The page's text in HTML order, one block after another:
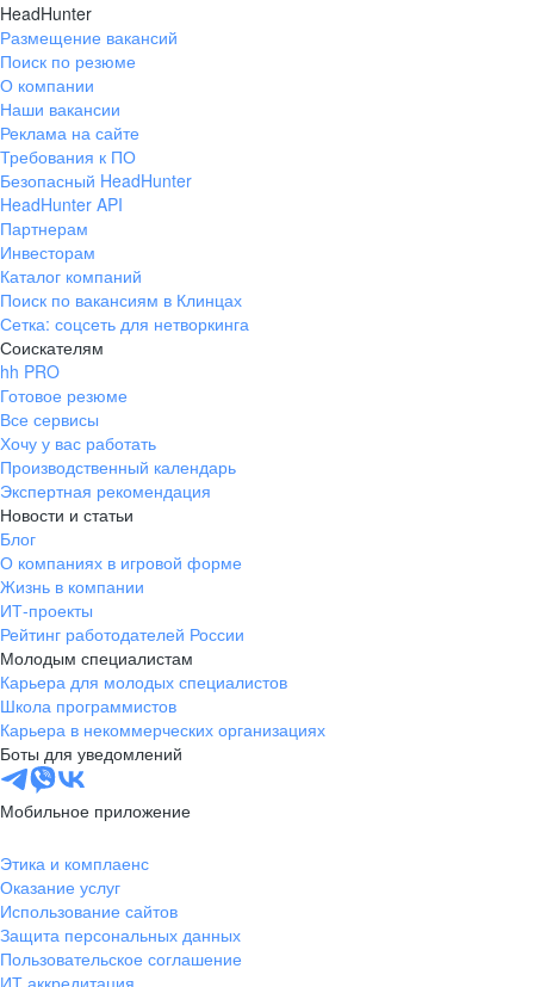
HeadHunter
Размещение вакансий
Поиск по резюме
О компании
Наши вакансии
Реклама на сайте
Требования к ПО
Безопасный HeadHunter
HeadHunter API
Партнерам
Инвесторам
Каталог компаний
Поиск по вакансиям в Клинцах
Сетка: соцсеть для нетворкинга
Соискателям
hh PRO
Готовое резюме
Все сервисы
Хочу у вас работать
Производственный календарь
Экспертная рекомендация
Новости и статьи
Блог
О компаниях в игровой форме
Жизнь в компании
ИТ-проекты
Рейтинг работодателей России
Молодым специалистам
Карьера для молодых специалистов
Школа программистов
Карьера в некоммерческих организациях
Боты для уведомлений
Мобильное приложение
Этика и комплаенс
Оказание услуг
Использование сайтов
Защита персональных данных
Пользовательское соглашение